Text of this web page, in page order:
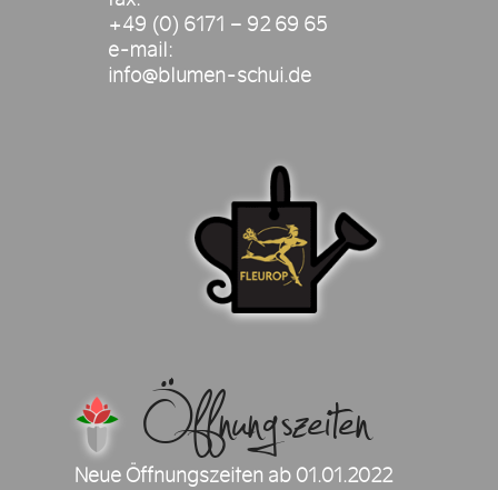
+49 (0) 6171 – 92 69 65
e-mail:
info@blumen-schui.de
Öffnungszeiten
Neue Öffnungszeiten ab 01.01.2022